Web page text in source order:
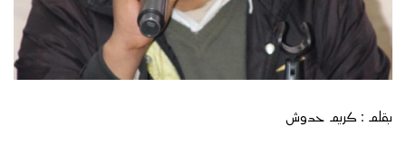
بقلم : كريم حدوش